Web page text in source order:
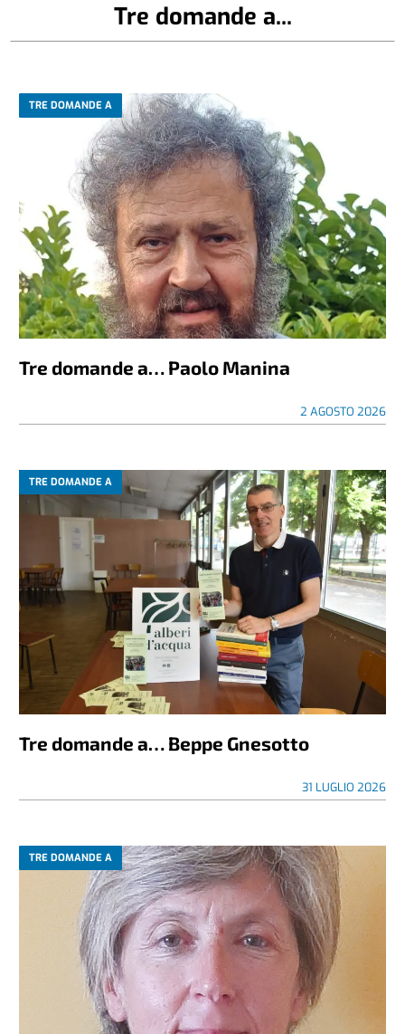
Tre domande a...
TRE DOMANDE A
Tre domande a… Paolo Manina
2 AGOSTO 2026
TRE DOMANDE A
Tre domande a… Beppe Gnesotto
31 LUGLIO 2026
TRE DOMANDE A